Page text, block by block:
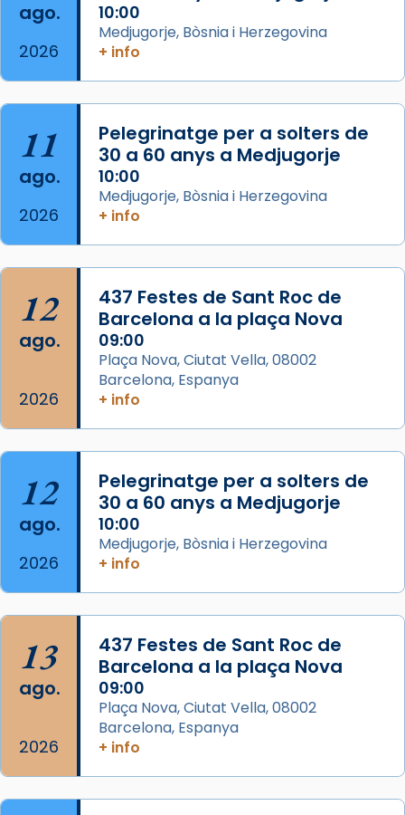
Aquest dilluns, 27 de juliol, ha tingut lloc la
missa d’acció de gràcies en agraïment al
comitè organitzador de la visita apostòlica
del Sant Pare Lleó XIV a Barcelona, i als
col·laboradors, a la Catedral de Barcelona.
L’arquebisbe de Barcelona, el cardenal Joan
Josep Omella, ha presidit la missa i l’ha
concelebrat el bisbe auxiliar de Barcelona,
Mons. David Abadías.
📸 Dr. G. Simón
Foto
View on Facebook · Share
Arquebisbat de Barcelona
2 weeks ago
Memòria de les santes Juliana i
Acompanyant la història de sant Cugat, a
partir de l’Edat Mitjana sorgeix la tradició
que les santes Juliana (“relatiu a Júlia”) i
Semproniana (“relatiu a Semprònia =
eterna”) són deixebles seves. I l’any 1667, el
frare Joan Gaspar Roig, afirma en una obra
que les santes són filles de l’antiga Iluro.
Mataró en reivindicarà les relíq
View on Facebook · Share
ago.
2026
10:00
Medjugorje, Bòsnia i Herzegovina
+ info
11
ago.
2026
Pelegrinatge per a solters de
30 a 60 anys a Medjugorje
10:00
Medjugorje, Bòsnia i Herzegovina
+ info
12
ago.
2026
437 Festes de Sant Roc de
Barcelona a la plaça Nova
09:00
Plaça Nova, Ciutat Vella, 08002
Barcelona, Espanya
+ info
12
ago.
2026
Pelegrinatge per a solters de
30 a 60 anys a Medjugorje
10:00
Medjugorje, Bòsnia i Herzegovina
+ info
13
ago.
2026
437 Festes de Sant Roc de
Barcelona a la plaça Nova
09:00
Plaça Nova, Ciutat Vella, 08002
Barcelona, Espanya
+ info